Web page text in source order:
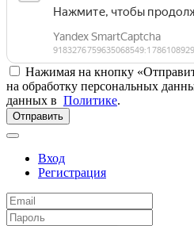
Нажимая на кнопку
на обработку персональных
данных в Политике.
Отправить
Вход
Регистрация